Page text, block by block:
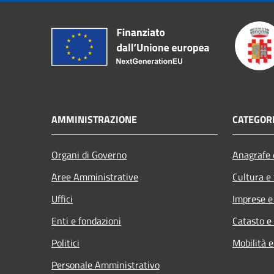
AMMINISTRAZIONE
Organi di Governo
Aree Amministrative
Uffici
Enti e fondazioni
Politici
Personale Amministrativo
Cultura
Imprese
Catasto
Mobilità